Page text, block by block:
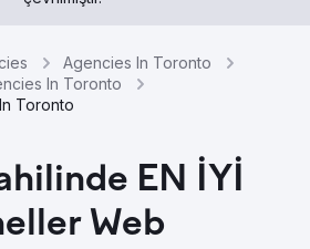
Agencies In Toronto
In Toronto
Toronto
EN İYİ
Web